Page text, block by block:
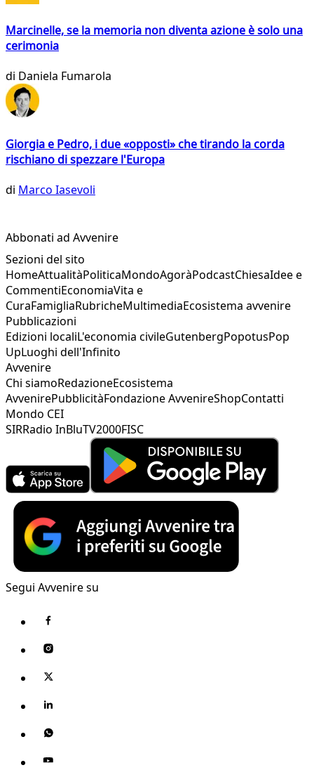
Marcinelle, se la memoria non diventa azione è solo una
cerimonia
di Daniela Fumarola
Giorgia e Pedro, i due «opposti» che tirando la corda
rischiano di spezzare l'Europa
di Marco Iasevoli
Abbonati ad Avvenire
Sezioni del sito
HomeAttualitàPoliticaMondoAgoràPodcastChiesaIdee e
CommentiEconomiaVita e
CuraFamigliaRubricheMultimediaEcosistema avvenire
Pubblicazioni
Edizioni localiL'economia civileGutenbergPopotusPop
UpLuoghi dell'Infinito
Avvenire
Chi siamoRedazioneEcosistema
AvvenirePubblicitàFondazione AvvenireShopContatti
Mondo CEI
SIRRadio InBluTV2000FISC
Segui Avvenire su